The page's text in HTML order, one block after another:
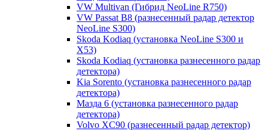
VW Multivan (Гибрид NeoLine R750)
VW Passat B8 (разнесенный радар детектор
NeoLine S300)
Skoda Kodiaq (установка NeoLine S300 и
X53)
Skoda Kodiaq (установка разнесенного радар
детектора)
Kia Sorento (установка разнесенного радар
детектора)
Мазда 6 (установка разнесенного радар
детектора)
Volvo XC90 (разнесенный радар детектор)